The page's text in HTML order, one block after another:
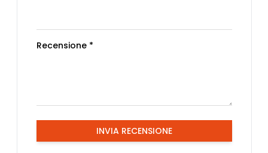
Recensione *
INVIA RECENSIONE